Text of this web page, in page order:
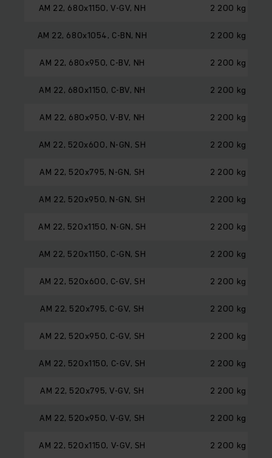
AM 22, 680x1150, V-GV, NH 2 200 kg
AM 22, 680x1054, C-BN, NH 2 200 kg
AM 22, 680x950, C-BV, NH 2 200 kg
AM 22, 680x1150, C-BV, NH 2 200 kg
AM 22, 680x950, V-BV, NH 2 200 kg
AM 22, 520x600, N-GN, SH 2 200 kg
AM 22, 520x795, N-GN, SH 2 200 kg
AM 22, 520x950, N-GN, SH 2 200 kg
AM 22, 520x1150, N-GN, SH 2 200 kg
AM 22, 520x1150, C-GN, SH 2 200 kg
AM 22, 520x600, C-GV, SH 2 200 kg
AM 22, 520x795, C-GV, SH 2 200 kg
AM 22, 520x950, C-GV, SH 2 200 kg
AM 22, 520x1150, C-GV, SH 2 200 kg
AM 22, 520x795, V-GV, SH 2 200 kg
AM 22, 520x950, V-GV, SH 2 200 kg
AM 22, 520x1150, V-GV, SH 2 200 kg